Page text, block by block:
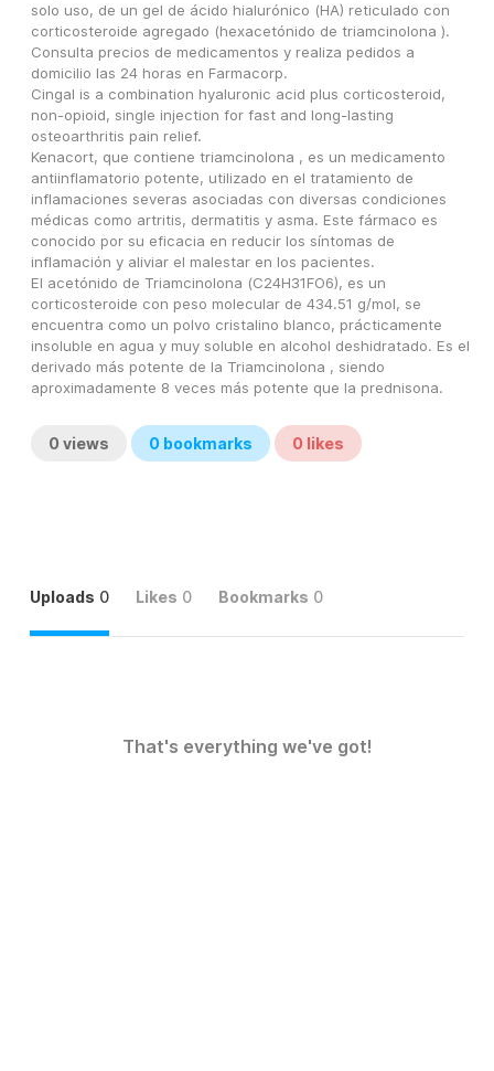
solo uso, de un gel de ácido hialurónico (HA) reticulado con
corticosteroide agregado (hexacetónido de triamcinolona ).
Consulta precios de medicamentos y realiza pedidos a
domicilio las 24 horas en Farmacorp.
Cingal is a combination hyaluronic acid plus corticosteroid,
non-opioid, single injection for fast and long-lasting
osteoarthritis pain relief.
Kenacort, que contiene triamcinolona , es un medicamento
antiinflamatorio potente, utilizado en el tratamiento de
inflamaciones severas asociadas con diversas condiciones
médicas como artritis, dermatitis y asma. Este fármaco es
conocido por su eficacia en reducir los síntomas de
inflamación y aliviar el malestar en los pacientes.
El acetónido de Triamcinolona (C24H31FO6), es un
corticosteroide con peso molecular de 434.51 g/mol, se
encuentra como un polvo cristalino blanco, prácticamente
insoluble en agua y muy soluble en alcohol deshidratado. Es el
derivado más potente de la Triamcinolona , siendo
aproximadamente 8 veces más potente que la prednisona.
0 views 0 bookmarks 0 likes
Uploads 0 Likes 0 Bookmarks 0
That's everything we've got!